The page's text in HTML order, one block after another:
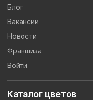
Блог
Вакансии
Новости
Франшиза
Войти
Каталог цветов